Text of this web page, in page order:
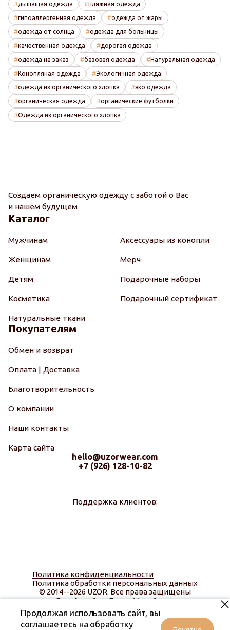
дышащая одежда пляжная одежда
гипоаллергенная одежда одежда от жары
одежда от солнца одежда для больницы
качественная одежда дорогая одежда
одежда на заказ базовая одежда Натуральная одежда
Конопляная одежда Экологичная одежда
одежда из органического хлопка эко одежда
органическая одежда органические футболки
Одежда из органического хлопка
Создаем органическую одежду с заботой о Вас
и нашем будущем
Каталог
Мужчинам
Женщинам
Детям
Косметика
Натуральные ткани
Аксессуары из конопли
Мерч
Подарочные наборы
Подарочный сертификат
Покупателям
Обмен и возврат
Оплата | Доставка
Благотворительность
О компании
Наши контакты
Карта сайта
hello@uzorwear.com
+7 (926) 128-10-82
Поддержка клиентов:
Политика конфиденциальности
Политика обработки персональных данных
© 2014--2026 UZOR. Все права защищены
Дизайн сайта:Диана Меняйлова
Продолжая использовать сайт, вы
соглашаетесь на обработку